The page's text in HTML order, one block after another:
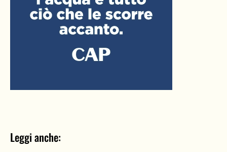
Leggi anche: